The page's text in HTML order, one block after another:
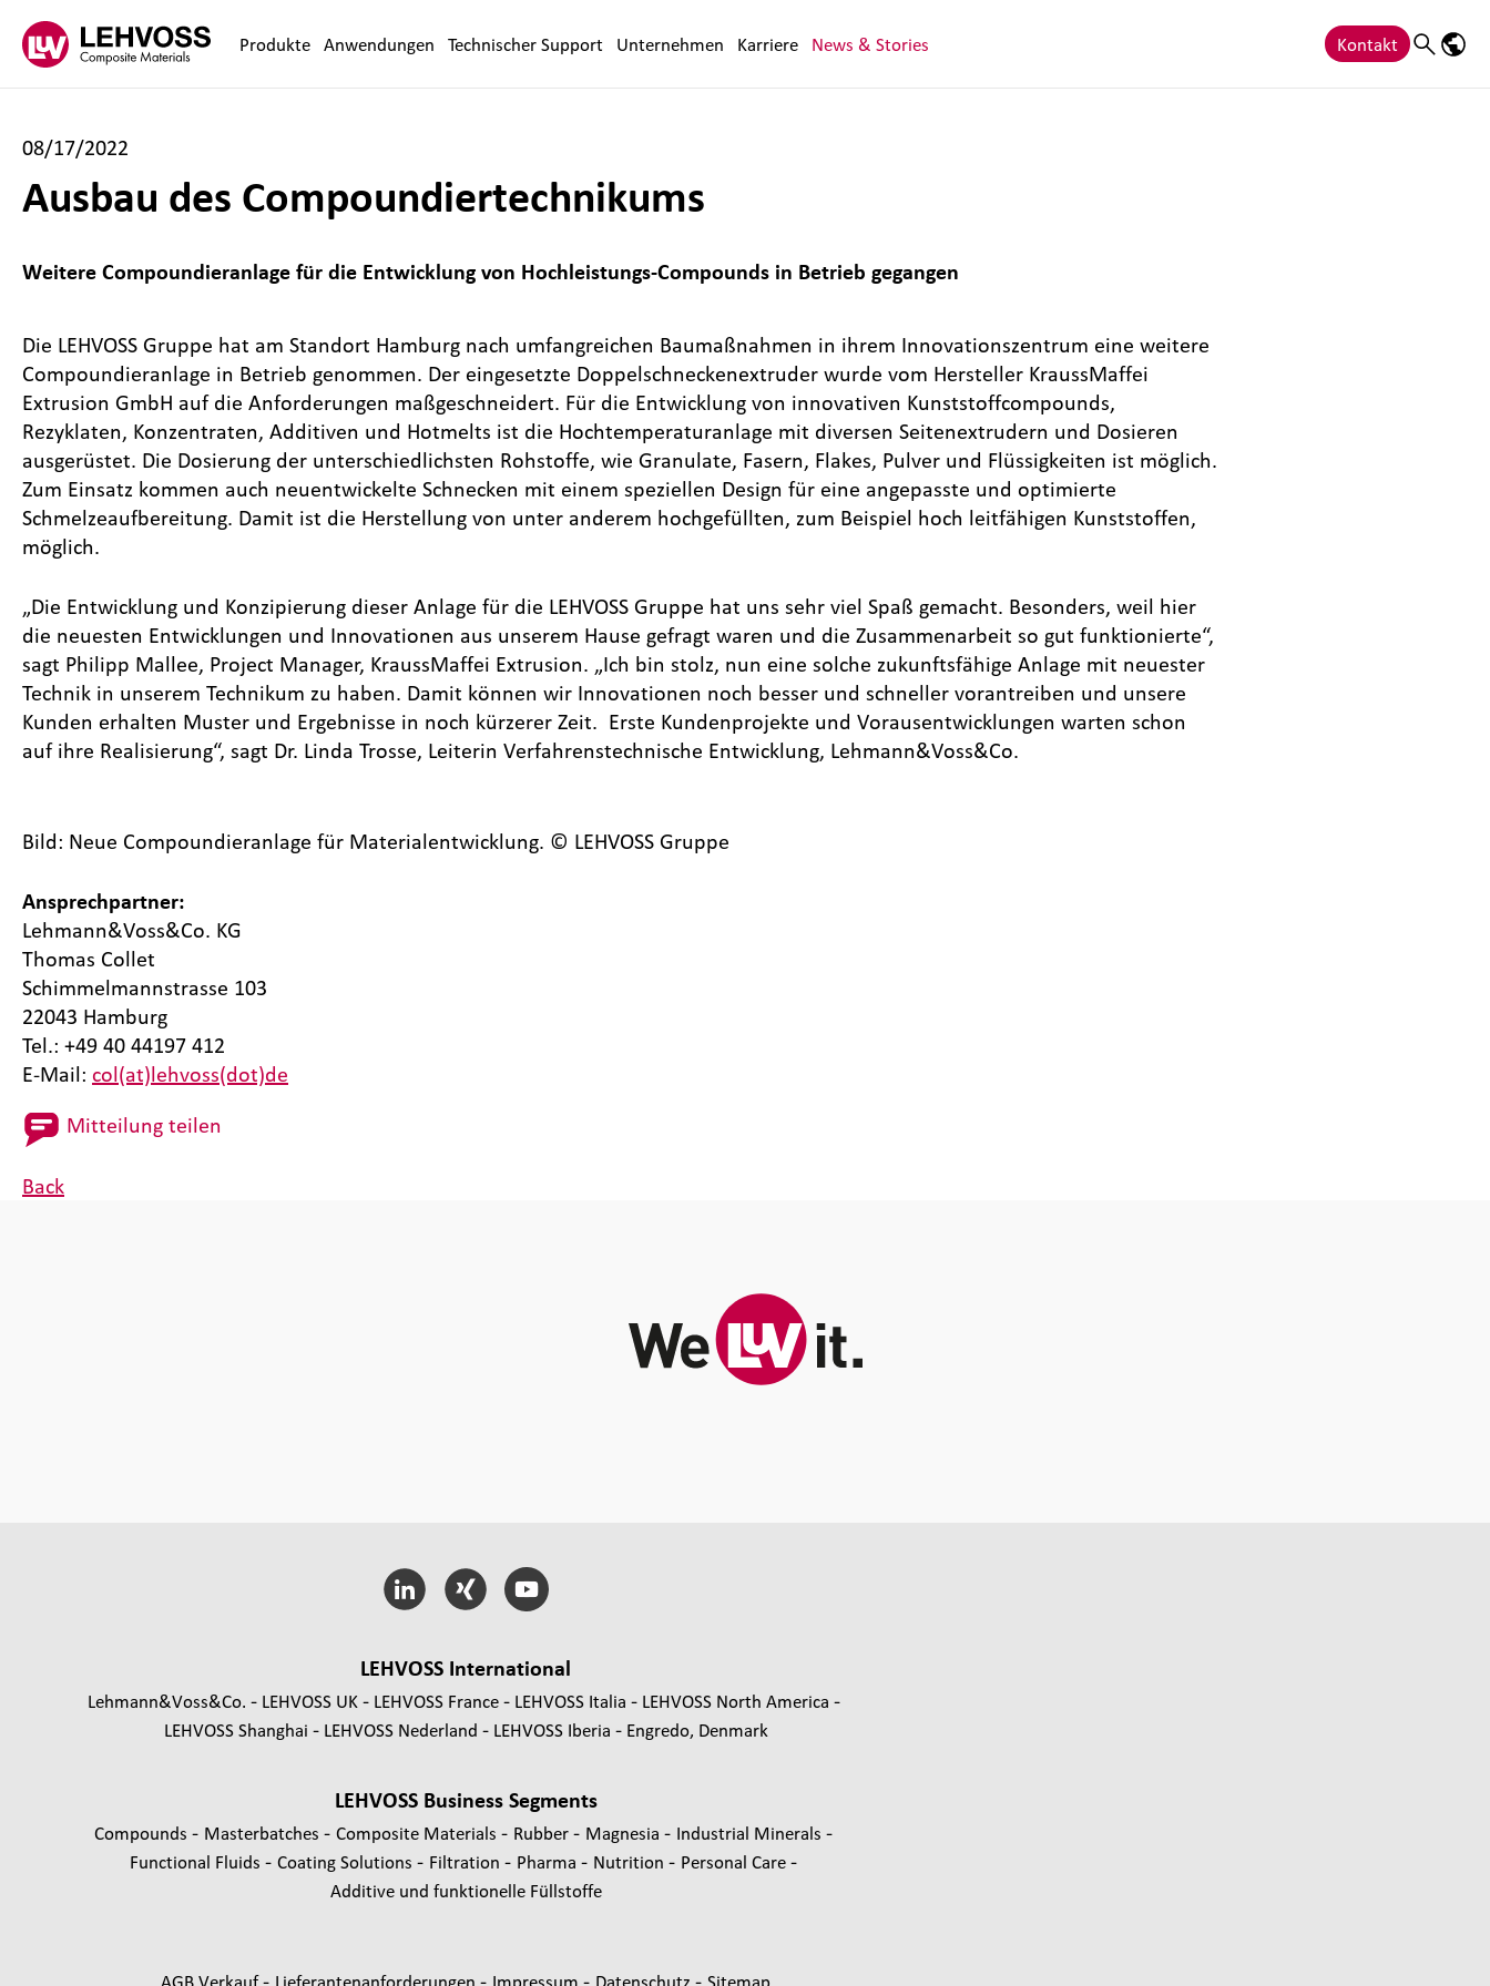
Produkte Anwendungen Technischer Support Unternehmen Karriere News & Stories Kontakt Search
08/17/2022
Ausbau des Compoundiertechnikums
Weitere Compoundieranlage für die Entwicklung von Hochleistungs-Compounds in Betrieb gegangen
Die LEHVOSS Gruppe hat am Standort Hamburg nach umfangreichen Baumaßnahmen in ihrem Innovationszentrum eine weitere
Compoundieranlage in Betrieb genommen. Der eingesetzte Doppelschneckenextruder wurde vom Hersteller KraussMaffei
Extrusion GmbH auf die Anforderungen maßgeschneidert. Für die Entwicklung von innovativen Kunststoffcompounds,
Rezyklaten, Konzentraten, Additiven und Hotmelts ist die Hochtemperaturanlage mit diversen Seitenextrudern und Dosieren
ausgerüstet. Die Dosierung der unterschiedlichsten Rohstoffe, wie Granulate, Fasern, Flakes, Pulver und Flüssigkeiten ist möglich.
Zum Einsatz kommen auch neuentwickelte Schnecken mit einem speziellen Design für eine angepasste und optimierte
Schmelzeaufbereitung. Damit ist die Herstellung von unter anderem hochgefüllten, zum Beispiel hoch leitfähigen Kunststoffen,
möglich.
„Die Entwicklung und Konzipierung dieser Anlage für die LEHVOSS Gruppe hat uns sehr viel Spaß gemacht. Besonders, weil hier
die neuesten Entwicklungen und Innovationen aus unserem Hause gefragt waren und die Zusammenarbeit so gut funktionierte“,
sagt Philipp Mallee, Project Manager, KraussMaffei Extrusion. „Ich bin stolz, nun eine solche zukunftsfähige Anlage mit neuester
Technik in unserem Technikum zu haben. Damit können wir Innovationen noch besser und schneller vorantreiben und unsere
Kunden erhalten Muster und Ergebnisse in noch kürzerer Zeit. Erste Kundenprojekte und Vorausentwicklungen warten schon
auf ihre Realisierung“, sagt Dr. Linda Trosse, Leiterin Verfahrenstechnische Entwicklung, Lehmann&Voss&Co.
Bild: Neue Compoundieranlage für Materialentwicklung. © LEHVOSS Gruppe
Ansprechpartner:
Lehmann&Voss&Co. KG
Thomas Collet
Schimmelmannstrasse 103
22043 Hamburg
Tel.: +49 40 44197 412
E-Mail: col(at)lehvoss(dot)de
Mitteilung teilen
Back
LEHVOSS International
Lehmann&Voss&Co. LEHVOSS UK LEHVOSS France LEHVOSS Italia
LEHVOSS North America
LEHVOSS Shanghai
LEHVOSS Nederland LEHVOSS Iberia Engredo, Denmark
LEHVOSS Business Segments
Compounds - Masterbatches - Composite Materials - Rubber - Magnesia - Industrial Minerals -
Functional Fluids - Coating Solutions - Filtration - Pharma - Nutrition - Personal Care -
Additive und funktionelle Füllstoffe
AGB Verkauf- Lieferantenanforderungen - Impressum - Datenschutz - Sitemap